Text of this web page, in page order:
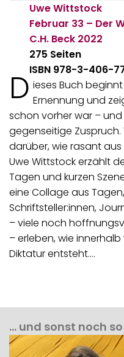
Uwe Wittstock
Februar 33 – Der
C.H. Beck 2022
275 Seiten
ISBN 978-3-406-
D ieses Buch
Ernennung und
schon vorher war –
gegenseitige Zuspruch.
darüber, wie rasant
Uwe Wittstock erzählt
Tagen und kurzen
eine Collage aus
Schriftsteller:innen,
– viele noch
– erleben, wie
Diktatur entsteht.…
… und sonst noch